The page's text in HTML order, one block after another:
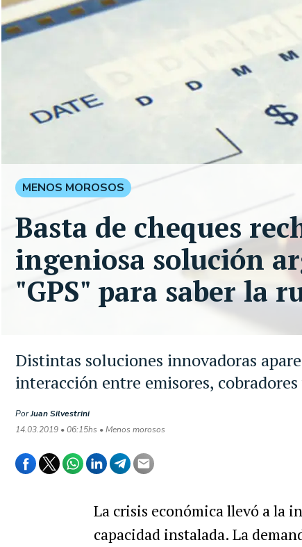
Distintas soluciones innovadoras
interacción entre emisores,
PorJuan Silvestrini
14.03.2019 • 06:15hs • Menos morosos
MENOS MOROSOS
Basta de cheques
ingeniosa solución
"GPS" para saber la
La crisis económica llevó a la
capacidad instalada. La